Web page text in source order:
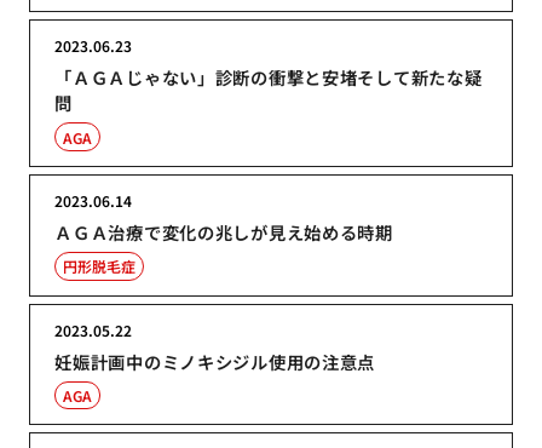
「ＡＧＡじゃない」診断の衝撃と安堵そして新たな疑
問
2023.06.23
AGA
ＡＧＡ治療で変化の兆しが見え始める時期
2023.06.14
円形脱毛症
妊娠計画中のミノキシジル使用の注意点
2023.05.22
AGA